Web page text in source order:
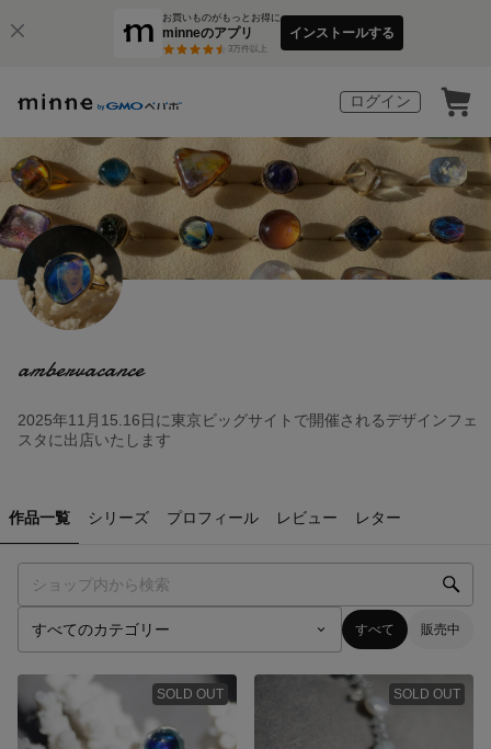
お買いものがもっとお得に
minneのアプリ
3万件以上
インストールする
ログイン
ambervacance
2025年11月15.16日に東京ビッグサイトで開催されるデザインフェ
スタに出店いたします
作品一覧 シリーズ プロフィール レビュー レター
すべて 販売中
SOLD OUT SOLD OUT